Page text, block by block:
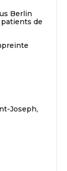
Berlin
de
Joseph,